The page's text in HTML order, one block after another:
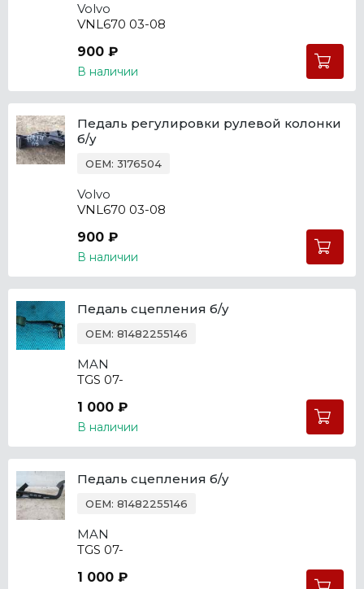
Volvo
VNL670 03-08
900 ₽
В наличии
Педаль регулировки рулевой колонки
б/у
OEM: 3176504
Volvo
VNL670 03-08
900 ₽
В наличии
Педаль сцепления б/у
OEM: 81482255146
MAN
TGS 07-
1 000 ₽
В наличии
Педаль сцепления б/у
OEM: 81482255146
MAN
TGS 07-
1 000 ₽